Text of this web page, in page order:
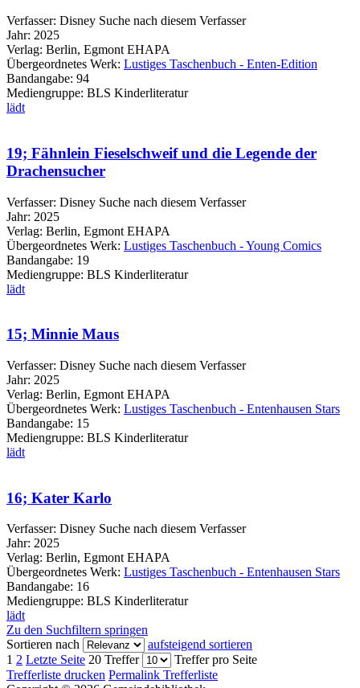
Verfasser: Disney Suche nach diesem Verfasser
Jahr: 2025
Verlag: Berlin, Egmont EHAPA
Übergeordnetes Werk: Lustiges Taschenbuch - Enten-Edition
Bandangabe: 94
Mediengruppe: BLS Kinderliteratur
lädt
19; Fähnlein Fieselschweif und die Legende der
Drachensucher
Verfasser: Disney Suche nach diesem Verfasser
Jahr: 2025
Verlag: Berlin, Egmont EHAPA
Übergeordnetes Werk: Lustiges Taschenbuch - Young Comics
Bandangabe: 19
Mediengruppe: BLS Kinderliteratur
lädt
15; Minnie Maus
Verfasser: Disney Suche nach diesem Verfasser
Jahr: 2025
Verlag: Berlin, Egmont EHAPA
Übergeordnetes Werk: Lustiges Taschenbuch - Entenhausen Stars
Bandangabe: 15
Mediengruppe: BLS Kinderliteratur
lädt
16; Kater Karlo
Verfasser: Disney Suche nach diesem Verfasser
Jahr: 2025
Verlag: Berlin, Egmont EHAPA
Übergeordnetes Werk: Lustiges Taschenbuch - Entenhausen Stars
Bandangabe: 16
Mediengruppe: BLS Kinderliteratur
lädt
Zu den Suchfiltern springen
Sortieren nach
aufsteigend sortieren
1 2 Letzte Seite 20 Treffer
Treffer pro Seite
Trefferliste drucken Permalink Trefferliste